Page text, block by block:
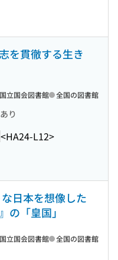
を貫徹する生き
り
<HA24-L12>
国立国会図書館 全国の図書館
日本を想像した
の「皇国」
国立国会図書館 全国の図書館